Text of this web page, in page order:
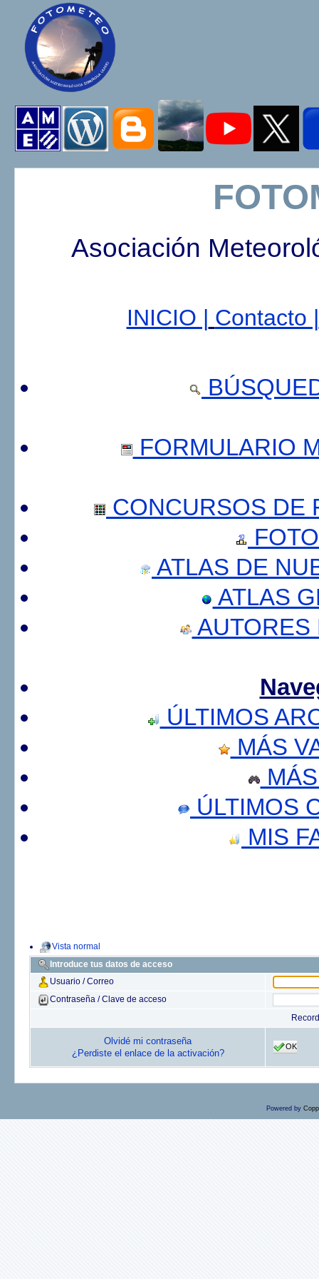
Asociación
INICIO | Contacto |
FORMULARIO
CONCURSOS DE
ATLAS DE
ATLAS
AUTORES
ÚLTIMOS
MÁS
ÚLTIMOS
MIS
Vista normal
Introduce tus datos de acceso
Usuario / Correo
Contraseña / Clave de acceso
Olvidé mi contraseña
¿Perdiste el enlace de la activación?
OK
Powered by